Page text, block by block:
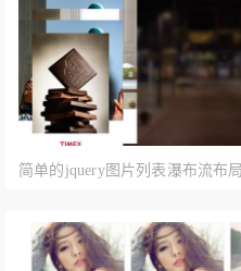
简单的jquery图片列表瀑布流布
限加载功能)